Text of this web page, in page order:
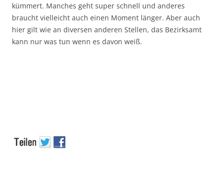
kümmert. Manches geht super schnell und anderes
braucht vielleicht auch einen Moment länger. Aber auch
hier gilt wie an diversen anderen Stellen, das Bezirksamt
kann nur was tun wenn es davon weiß.